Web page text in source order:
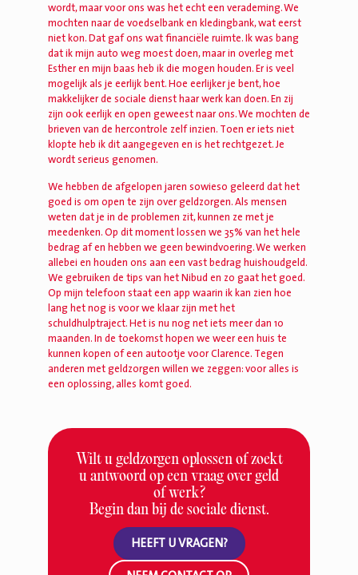
wordt, maar voor ons was het echt een verademing. We
mochten naar de voedselbank en kledingbank, wat eerst
niet kon. Dat gaf ons wat financiële ruimte. Ik was bang
dat ik mijn auto weg moest doen, maar in overleg met
Esther en mijn baas heb ik die mogen houden. Er is veel
mogelijk als je eerlijk bent. Hoe eerlijker je bent, hoe
makkelijker de sociale dienst haar werk kan doen. En zij
zijn ook eerlijk en open geweest naar ons. We mochten de
brieven van de hercontrole zelf inzien. Toen er iets niet
klopte heb ik dit aangegeven en is het rechtgezet. Je
wordt serieus genomen.
We hebben de afgelopen jaren sowieso geleerd dat het
goed is om open te zijn over geldzorgen. Als mensen
weten dat je in de problemen zit, kunnen ze met je
meedenken. Op dit moment lossen we 35% van het hele
bedrag af en hebben we geen bewindvoering. We werken
allebei en houden ons aan een vast bedrag huishoudgeld.
We gebruiken de tips van het Nibud en zo gaat het goed.
Op mijn telefoon staat een app waarin ik kan zien hoe
lang het nog is voor we klaar zijn met het
schuldhulptraject. Het is nu nog net iets meer dan 10
maanden. In de toekomst hopen we weer een huis te
kunnen kopen of een autootje voor Clarence. Tegen
anderen met geldzorgen willen we zeggen: voor alles is
een oplossing, alles komt goed.
Wilt u geldzorgen oplossen of zoekt
u antwoord op een vraag over geld
of werk?
Begin dan bij de sociale dienst.
HEEFT U VRAGEN?